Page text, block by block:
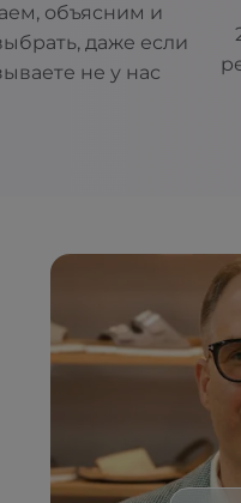
объясним и
даже если
не у нас